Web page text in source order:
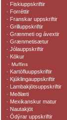
· Fiskiuppskriftir
· Forréttir
· Franskar uppskriftir
· Grilluppskriftir
· Grænmeti og ávextir
· Grænmetisætur
· Jólauppskriftir
· Kökur
· Muffins
· Kartöfluuppskriftir
· Kjúklingauppskriftir
· Lambakjötsuppskriftir
· Meðlæti
· Mexikanskur matur
· Nautakjöt
· Ódýrar uppskriftir